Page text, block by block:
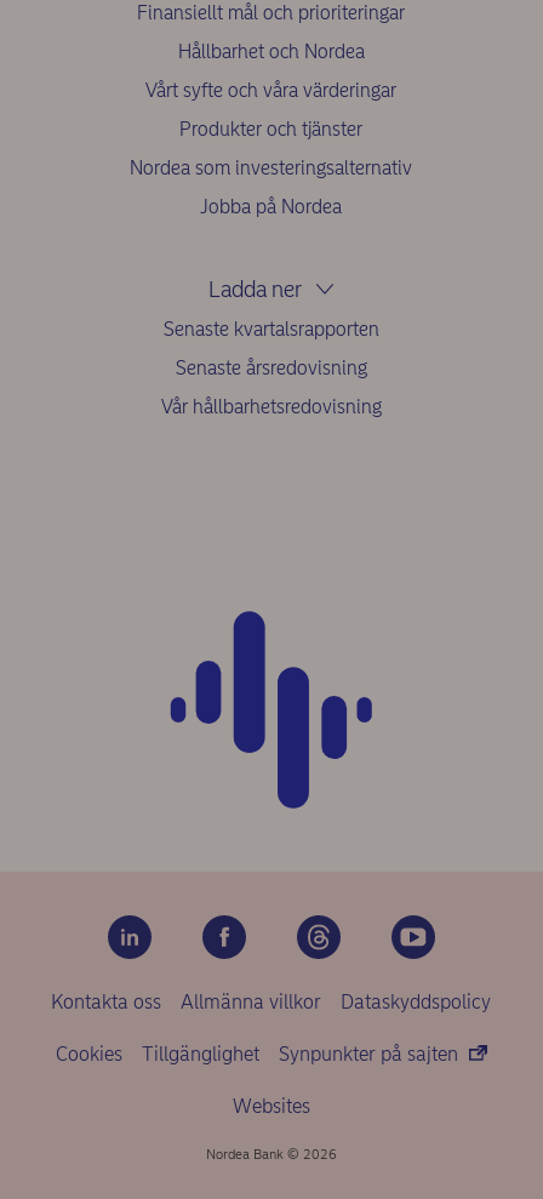
Finansiellt mål och prioriteringar
Hållbarhet och Nordea
Vårt syfte och våra värderingar
Produkter och tjänster
Nordea som investeringsalternativ
Jobba på Nordea
Ladda ner
Senaste kvartalsrapporten
Senaste årsredovisning
Vår hållbarhetsredovisning
Kontakta oss Allmänna villkor Dataskyddspolicy
Cookies Tillgänglighet Synpunkter på sajten
Websites
Nordea Bank © 2026